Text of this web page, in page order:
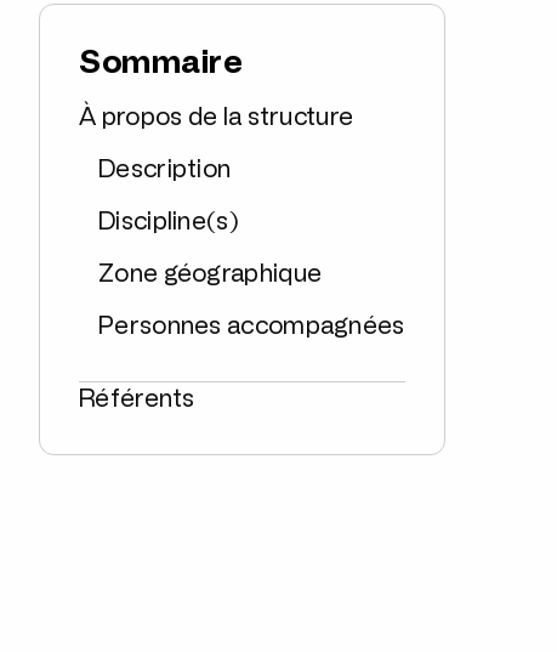
Sommaire
À propos de la structure
Description
Discipline(s)
Zone géographique
Personnes accompagnées
Référents